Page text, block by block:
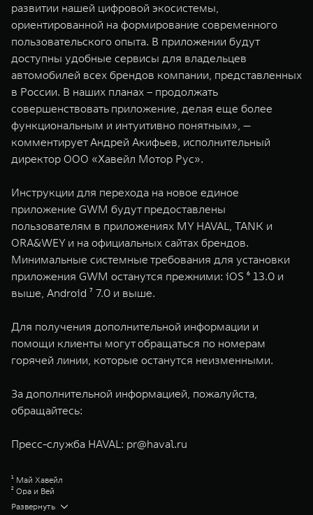
развитии нашей цифровой экосистемы,
ориентированной на формирование современного
пользовательского опыта. В приложении будут
доступны удобные сервисы для владельцев
автомобилей всех брендов компании, представленных
в России. В наших планах – продолжать
совершенствовать приложение, делая еще более
функциональным и интуитивно понятным», —
комментирует Андрей Акифьев, исполнительный
директор ООО «Хавейл Мотор Рус».
Инструкции для перехода на новое единое
приложение GWM будут предоставлены
пользователям в приложениях MY HAVAL, TANK и
ORA&WEY и на официальных сайтах брендов.
Минимальные системные требования для установки
приложения GWM останутся прежними: iOS ⁶ 13.0 и
выше, Android ⁷ 7.0 и выше.​
Для получения дополнительной информации и
помощи клиенты могут обращаться по номерам
горячей линии, которые останутся неизменными.
За дополнительной информацией, пожалуйста,
обращайтесь:
Пресс-служба HAVAL: pr@haval.ru
¹ Май Хавейл
² Ора и Вей
³ Приложения TANK и ORA&WEY перестанут работать после обновления,
Развернуть